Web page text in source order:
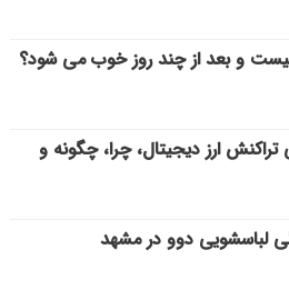
و بعد از چند روز خوب می‌ شود؟
تراکنش ارز دیجیتال، چرا، چگونه و
لباسشویی دوو در مشهد